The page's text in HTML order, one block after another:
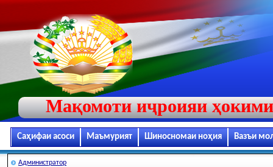
Мақомоти иҷроияи
Саҳифаи асоси Маъмурият Шиносномаи ноҳия Вазъи
Администратор